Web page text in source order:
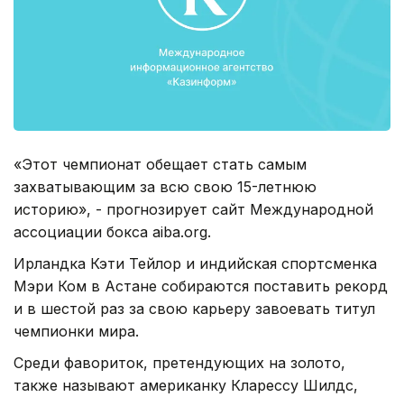
«Этот чемпионат обещает стать самым
захватывающим за всю свою 15-летнюю
историю», - прогнозирует сайт Международной
ассоциации бокса aiba.org.
Ирландка Кэти Тейлор и индийская спортсменка
Мэри Ком в Астане собираются поставить рекорд
и в шестой раз за свою карьеру завоевать титул
чемпионки мира.
Среди фавориток, претендующих на золото,
также называют американку Кларессу Шилдс,